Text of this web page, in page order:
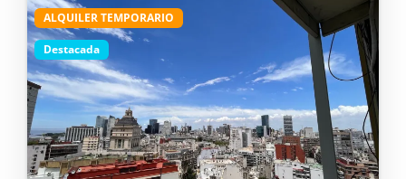
ALQUILER TEMPORARIO
Destacada